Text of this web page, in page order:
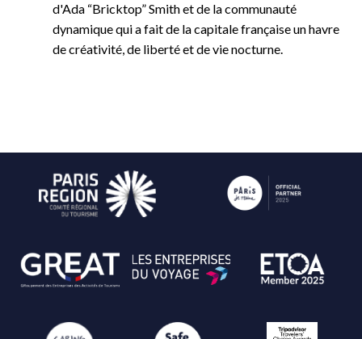
d'Ada “Bricktop” Smith et de la communauté
dynamique qui a fait de la capitale française un havre
de créativité, de liberté et de vie nocturne.